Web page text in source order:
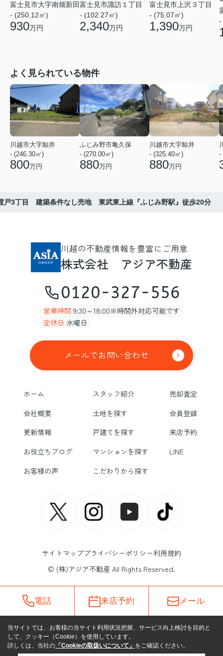
富士見市大字南畑新田
- (250.12㎡)
930万円
富士見市諏訪１丁目
- (102.27㎡)
2,340万円
富士見市上沢３丁目
- (75.07㎡)
1,390万円
-
よく見られている物件
川越市大字鯨井
- (246.30㎡)
800万円
ふじみ野市亀久保
- (270.00㎡)
880万円
川越市大字鯨井
- (325.40㎡)
880万円
-
戸3丁目 建築条件なし売地 東武東上線『ふじみ野駅』徒歩20分
川越の不動産情報を豊富にご用意
株式会社 アジア不動産
0120-327-556
営業時間 9:30～18:00※時間外対応可能です
定休日 水曜日
メールでお問い合わせ
ホーム スタッフ紹介
売却査定
会社概要
土地を探す
会員登録
更新情報
戸建てを探す
来店予約
お役立ちブログ
マンションを探す
LINE
お客様の声
こだわりから探す
サイトマッププライバシーポリシー利用規約
© (株)アジア不動産 All Rights Reserved.
電話 来店予約 メール
当サイトでは、お客様の当サイト利用状況把握、サービス向上検討を目的と
して、クッキー（Cookie）を使用しています。
詳しくは、当社の 「Cookieの取扱いについて」 をご確認ください。